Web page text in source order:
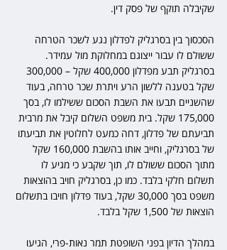
שקיבלה תוקף של פסק דין.
הסכסוך בין בסרגליק לפדלון נגע לשכר הטרחה
ששולם לו עבור ייצוגם במחלוקת מול עמידר.
שקל בטענה ללשון הרע ויתרת שכר טרחה, בעוד
שהשניים תבעו את השבת הסכום ששילמו לו, בסך
175,000 שקל. בית משפט השלום קיבל את מרבית
תביעתם של פדלון, דחה כמעט לחלוטין את תביעתו
של בסרגליק, וחייב אותו בהשבת 160,000 שקל
מתוך הסכום ששולם לו, תוך שקבע כי מגיע לו
תשלום חלקי בלבד. כמו כן, בסרגליק חויב בהוצאות
משפט בסך 30,000 שקל, בעוד פדלון חויבו בתשלום
הוצאות של 1,500 שקל בלבד.
במהלך הדיון בפני השופטת תמר נאות-פרי, הגיעו